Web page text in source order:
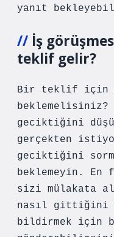
yanıt
İş
teklif gelir?
Bir teklif için
geciktiğini
gerçekten
geciktiğini
beklemeyin. En
sizi mülakata
nasıl gittiğini
bildirmek için